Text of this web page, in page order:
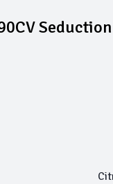
Seduction